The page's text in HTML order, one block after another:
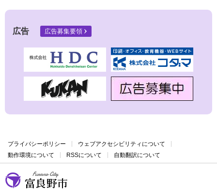
広告 広告募集要領
プライバシーポリシー
ウェブアクセシビリティについて
動作環境について
RSSについて 自動翻訳について